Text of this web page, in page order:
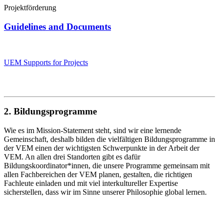
Projektförderung
Guidelines and Documents
UEM Supports for Projects
2. Bildungsprogramme
Wie es im Mission-Statement steht, sind wir eine lernende
Gemeinschaft, deshalb bilden die vielfältigen Bildungsprogramme in
der VEM einen der wichtigsten Schwerpunkte in der Arbeit der
VEM. An allen drei Standorten gibt es dafür
Bildungskoordinator*innen, die unsere Programme gemeinsam mit
allen Fachbereichen der VEM planen, gestalten, die richtigen
Fachleute einladen und mit viel interkultureller Expertise
sicherstellen, dass wir im Sinne unserer Philosophie global lernen.